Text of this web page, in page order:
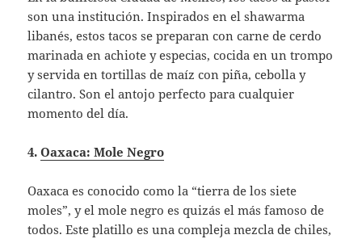
son una institución. Inspirados en el shawarma
libanés, estos tacos se preparan con carne de cerdo
marinada en achiote y especias, cocida en un trompo
y servida en tortillas de maíz con piña, cebolla y
cilantro. Son el antojo perfecto para cualquier
momento del día.
4.Oaxaca: Mole Negro
Oaxaca es conocido como la “tierra de los siete
moles”, y el mole negro es quizás el más famoso de
todos. Este platillo es una compleja mezcla de chiles,